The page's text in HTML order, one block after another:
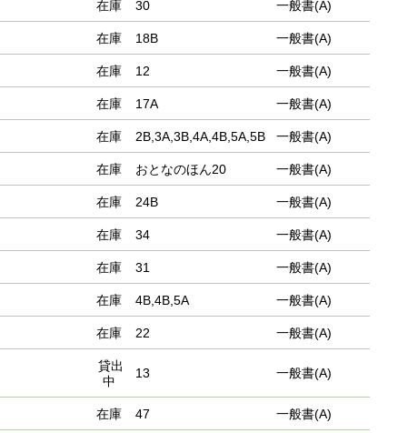
在庫 30 一般書(A)
在庫 18B 一般書(A)
在庫 12 一般書(A)
在庫 17A 一般書(A)
在庫 2B,3A,3B,4A,4B,5A,5B 一般書(A)
在庫 おとなのほん20 一般書(A)
在庫 24B 一般書(A)
在庫 34 一般書(A)
在庫 31 一般書(A)
在庫 4B,4B,5A 一般書(A)
在庫 22 一般書(A)
貸出
中
13 一般書(A)
在庫 47 一般書(A)